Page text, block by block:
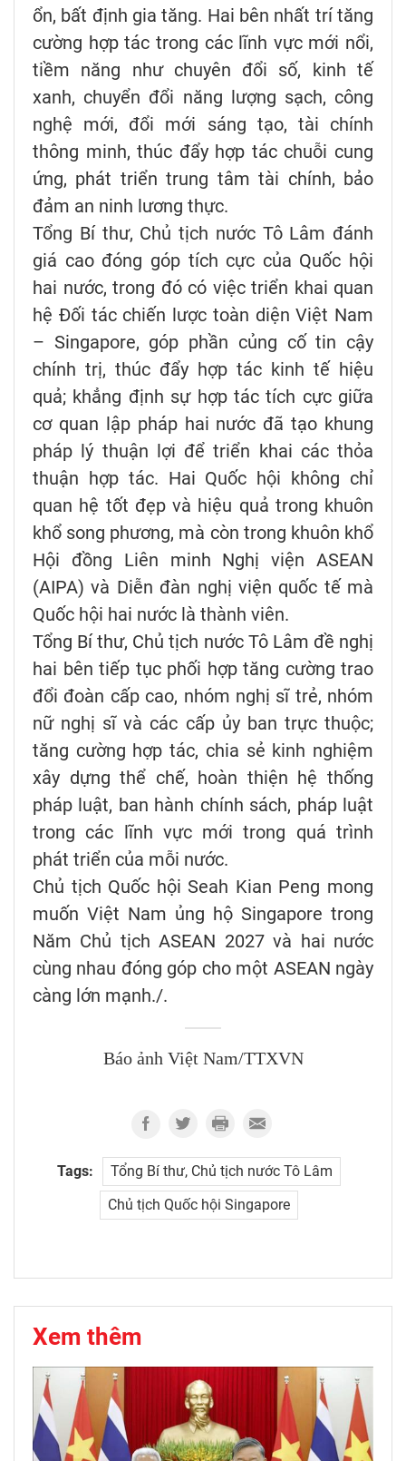
ổn, bất định gia tăng. Hai bên nhất trí tăng
cường hợp tác trong các lĩnh vực mới nổi,
tiềm năng như chuyên đổi số, kinh tế
xanh, chuyển đổi năng lượng sạch, công
nghệ mới, đổi mới sáng tạo, tài chính
thông minh, thúc đẩy hợp tác chuỗi cung
ứng, phát triển trung tâm tài chính, bảo
đảm an ninh lương thực.
Tổng Bí thư, Chủ tịch nước Tô Lâm đánh
giá cao đóng góp tích cực của Quốc hội
hai nước, trong đó có việc triển khai quan
hệ Đối tác chiến lược toàn diện Việt Nam
– Singapore, góp phần củng cố tin cậy
chính trị, thúc đẩy hợp tác kinh tế hiệu
quả; khẳng định sự hợp tác tích cực giữa
cơ quan lập pháp hai nước đã tạo khung
pháp lý thuận lợi để triển khai các thỏa
thuận hợp tác. Hai Quốc hội không chỉ
quan hệ tốt đẹp và hiệu quả trong khuôn
khổ song phương, mà còn trong khuôn khổ
Hội đồng Liên minh Nghị viện ASEAN
(AIPA) và Diễn đàn nghị viện quốc tế mà
Quốc hội hai nước là thành viên.
Tổng Bí thư, Chủ tịch nước Tô Lâm đề nghị
hai bên tiếp tục phối hợp tăng cường trao
đổi đoàn cấp cao, nhóm nghị sĩ trẻ, nhóm
nữ nghị sĩ và các cấp ủy ban trực thuộc;
tăng cường hợp tác, chia sẻ kinh nghiệm
xây dựng thể chế, hoàn thiện hệ thống
pháp luật, ban hành chính sách, pháp luật
trong các lĩnh vực mới trong quá trình
phát triển của mỗi nước.
Chủ tịch Quốc hội Seah Kian Peng mong
muốn Việt Nam ủng hộ Singapore trong
Năm Chủ tịch ASEAN 2027 và hai nước
cùng nhau đóng góp cho một ASEAN ngày
càng lớn mạnh./.
Báo ảnh Việt Nam/TTXVN
Tags:
Tổng Bí thư, Chủ tịch nước Tô Lâm
Chủ tịch Quốc hội Singapore
Xem thêm